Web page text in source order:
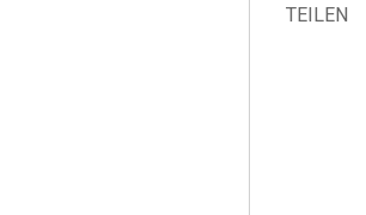
TEILEN